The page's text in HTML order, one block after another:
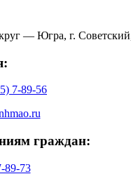
— Югра, г.
7-89-56
граждан:
89-73